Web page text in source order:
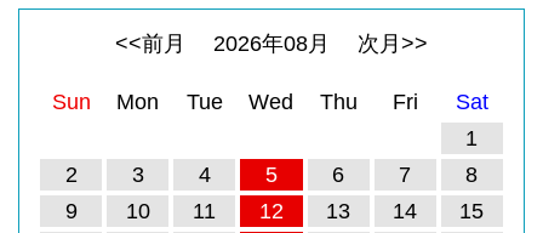
<<前月 2026年08月 次月>>
Sun Mon Tue Wed Thu Fri
Sat
1
2
3 4 5 6 7
8
9
10 11 12 13 14
15